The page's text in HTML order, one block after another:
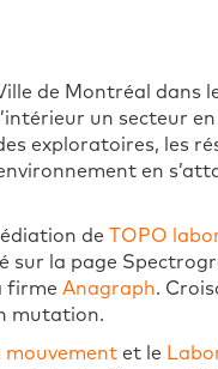
de Montréal
un secteur
exploratoires, les
en
de TOPO
la page
firme Anagraph.
mutation.
mouvement et le